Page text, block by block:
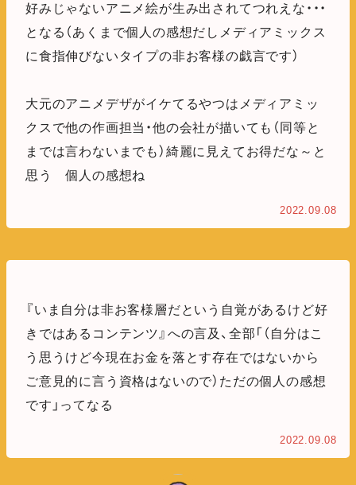
好みじゃないアニメ絵が生み出されてつれえな・・・
となる（あくまで個人の感想だしメディアミックス
に食指伸びないタイプの非お客様の戯言です）
大元のアニメデザがイケてるやつはメディアミッ
クスで他の作画担当・他の会社が描いても（同等と
までは言わないまでも）綺麗に見えてお得だな～と
思う 個人の感想ね
2022.09.08
『いま自分は非お客様層だという自覚があるけど好
きではあるコンテンツ』への言及、全部「（自分はこ
う思うけど今現在お金を落とす存在ではないから
ご意見的に言う資格はないので）ただの個人の感想
です」ってなる
2022.09.08